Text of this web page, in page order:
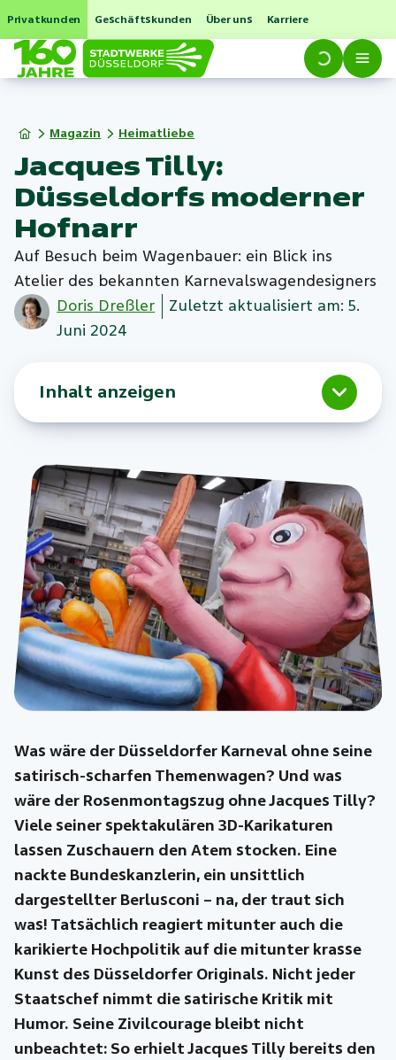
Privatkunden Geschäftskunden Über uns Karriere
Magazin Heimatliebe
Jacques Tilly:
Düsseldorfs moderner
Hofnarr
Auf Besuch beim Wagenbauer: ein Blick ins
Atelier des bekannten Karnevalswagendesigners
Doris Dreßler
Zuletzt aktualisiert am: 5.
Juni 2024
Inhalt anzeigen
Was wäre der Düsseldorfer Karneval ohne seine
satirisch-scharfen Themenwagen? Und was
wäre der Rosenmontagszug ohne Jacques Tilly?
Viele seiner spektakulären 3D-Karikaturen
lassen Zuschauern den Atem stocken. Eine
nackte Bundeskanzlerin, ein unsittlich
dargestellter Berlusconi – na, der traut sich
was! Tatsächlich reagiert mitunter auch die
karikierte Hochpolitik auf die mitunter krasse
Kunst des Düsseldorfer Originals. Nicht jeder
Staatschef nimmt die satirische Kritik mit
Humor. Seine Zivilcourage bleibt nicht
unbeachtet: So erhielt Jacques Tilly bereits den